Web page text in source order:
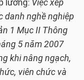
lương: Việc xếp
danh nghề nghiệp
1 Mục II Thông
5 năm 2007
khi nâng ngạch,
viên chức và